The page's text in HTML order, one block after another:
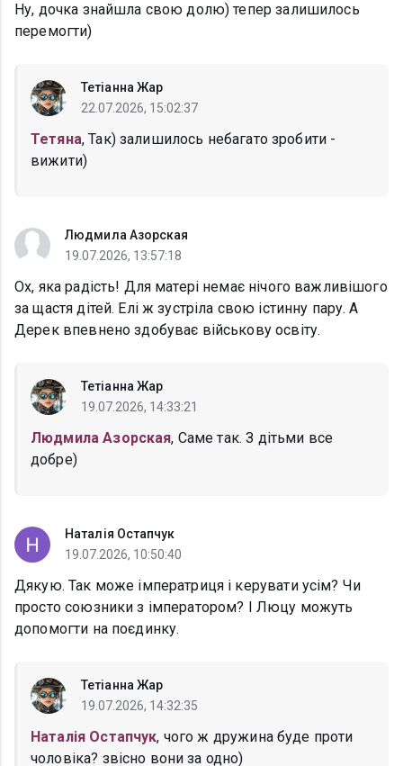
Ну, дочка знайшла свою долю) тепер залишилось
перемогти)
Тетіанна Жар
22.07.2026, 15:02:37
Тетяна, Так) залишилось небагато зробити -
вижити)
Людмила Азорская
19.07.2026, 13:57:18
Ох, яка радість! Для матері немає нічого важливішого
за щастя дітей. Елі ж зустріла свою істинну пару. А
Дерек впевнено здобуває військову освіту.
Тетіанна Жар
19.07.2026, 14:33:21
Людмила Азорская, Саме так. З дітьми все
добре)
Наталія Остапчук
19.07.2026, 10:50:40
Дякую. Так може імператриця і керувати усім? Чи
просто союзники з імператором? І Люцу можуть
допомогти на поєдинку.
Тетіанна Жар
19.07.2026, 14:32:35
Наталія Остапчук, чого ж дружина буде проти
чоловіка? звісно вони за одно)